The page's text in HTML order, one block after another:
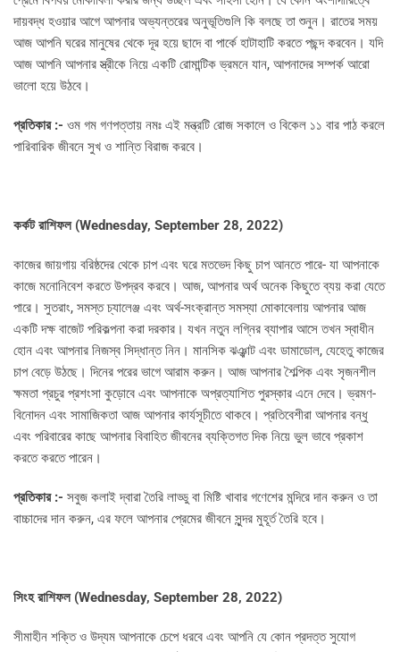
দায়বদ্ধ হওয়ার আগে আপনার অভ্যন্তরের অনুভূতিগুলি কি বলছে তা শুনুন। রাতের সময়
আজ আপনি ঘরের মানুষের থেকে দূর হয়ে ছাদে বা পার্কে হাটাহাটি করতে পছন্দ করবেন। যদি
আজ আপনি আপনার স্ত্রীকে নিয়ে একটি রোমান্টিক ভ্রমনে যান, আপনাদের সম্পর্ক আরো
ভালো হয়ে উঠবে।
প্রতিকার :- ওম গম গণপত্তায় নমঃ এই মন্ত্রটি রোজ সকালে ও বিকেল ১১ বার পাঠ করলে
পারিবারিক জীবনে সুখ ও শান্তি বিরাজ করবে।
কর্কট রাশিফল (Wednesday, September 28, 2022)
কাজের জায়গায় বরিষ্ঠদের থেকে চাপ এবং ঘরে মতভেদ কিছু চাপ আনতে পারে- যা আপনাকে
কাজে মনোনিবেশ করতে উপদ্রব করবে। আজ, আপনার অর্থ অনেক কিছুতে ব্যয় করা যেতে
পারে। সুতরাং, সমস্ত চ্যালেঞ্জ এবং অর্থ-সংক্রান্ত সমস্যা মোকাবেলায় আপনার আজ
একটি দক্ষ বাজেট পরিকল্পনা করা দরকার। যখন নতুন লগ্নির ব্যাপার আসে তখন স্বাধীন
হোন এবং আপনার নিজস্ব সিদ্ধান্ত নিন। মানসিক ঝঞ্ঝাট এবং ডামাডোল, যেহেতু কাজের
চাপ বেড়ে উঠছে। দিনের পরের ভাগে আরাম করুন। আজ আপনার শৈল্পিক এবং সৃজনশীল
ক্ষমতা প্রচুর প্রশংসা কুড়োবে এবং আপনাকে অপ্রত্যাশিত পুরস্কার এনে দেবে। ভ্রমণ-
বিনোদন এবং সামাজিকতা আজ আপনার কার্যসূচীতে থাকবে। প্রতিবেশীরা আপনার বন্ধু
এবং পরিবারের কাছে আপনার বিবাহিত জীবনের ব্যক্তিগত দিক নিয়ে ভুল ভাবে প্রকাশ
করতে করতে পারেন।
প্রতিকার :- সবুজ কলাই দ্বারা তৈরি লাড্ডু বা মিষ্টি খাবার গণেশের মন্দিরে দান করুন ও তা
বাচ্চাদের দান করুন, এর ফলে আপনার প্রেমের জীবনে সুন্দর মুহূর্ত তৈরি হবে।
সিংহ রাশিফল (Wednesday, September 28, 2022)
সীমাহীন শক্তি ও উদ্যম আপনাকে চেপে ধরবে এবং আপনি যে কোন প্রদত্ত সুযোগ